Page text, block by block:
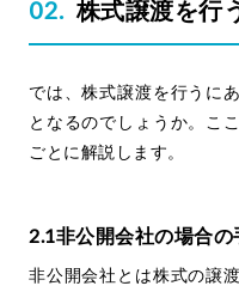
株式譲渡を行
では、株式譲渡を行うに
となるのでしょうか。こ
ごとに解説します。
2.1非公開会社の場合の
非公開会社とは株式の譲